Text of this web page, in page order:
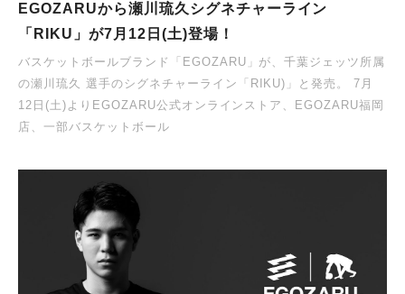
EGOZARUから瀬川琉久シグネチャーライン
「RIKU」が7⽉12⽇(⼟)登場！
バスケットボールブランド「EGOZARU」が、千葉ジェッツ所属
の瀬川琉久 選手のシグネチャーライン「RIKU)」と発売。 7⽉
12⽇(⼟)よりEGOZARU公式オンラインストア、EGOZARU福岡
店、⼀部バスケットボール